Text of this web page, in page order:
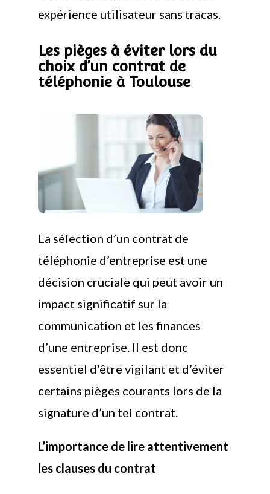
expérience utilisateur sans tracas.
Les pièges à éviter lors du
choix d’un contrat de
téléphonie à Toulouse
La sélection d’un contrat de
téléphonie d’entreprise est une
décision cruciale qui peut avoir un
impact significatif sur la
communication et les finances
d’une entreprise. Il est donc
essentiel d’être vigilant et d’éviter
certains pièges courants lors de la
signature d’un tel contrat.
L’importance de lire attentivement
les clauses du contrat